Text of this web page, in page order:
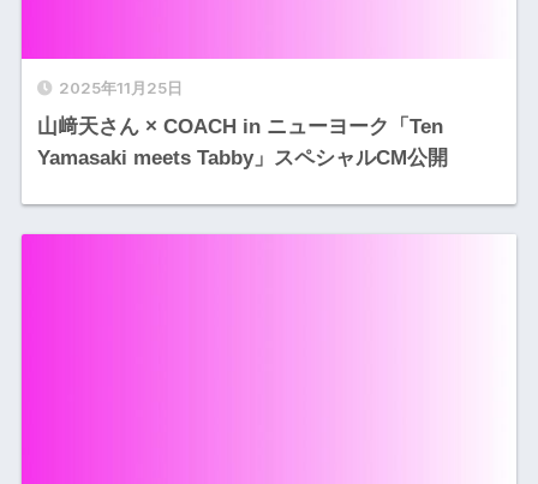
2025年11月25日
山﨑天さん × COACH in ニューヨーク「Ten
Yamasaki meets Tabby」スペシャルCM公開